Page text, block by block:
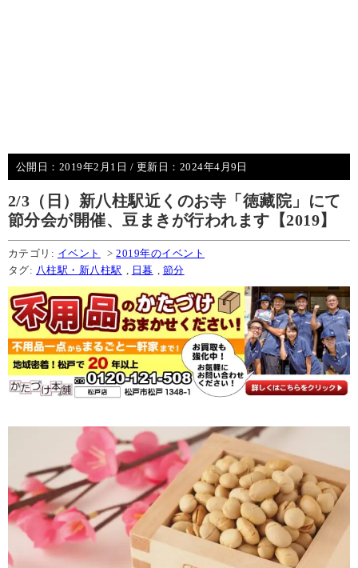
公開日： 2019年2月1日 / 更新日： 2024年4月9日
2/3（日）新八柱駅近くのお寺「徳藏院」にて
節分会が開催、豆まきが行われます【2019】
カテゴリ: イベント >2019年のイベント
タグ: 八柱駅・新八柱駅 日暮 節分